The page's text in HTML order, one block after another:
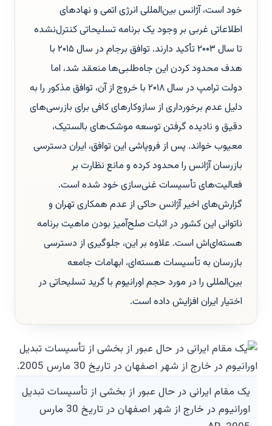
خود است، آژانس بین‌المللی انرژی اتمی و نهادهای
اطلاعاتی غربی بر وجود یک برنامه تسلیحاتی کنترل‌نشده
تا سال ۲۰۰۳ تأکید دارند. توافق برجام در سال ۲۰۱۵ با
هدف محدود کردن این جاه‌طلبی‌ها منعقد شد، اما
دولت ترامپ در سال ۲۰۱۸ با خروج از آن، توافق مذکور را به
دلیل عدم برخورداری از سازوکارهای کافی برای بازرسی‌های
دقیق و نادیده گرفتن توسعه موشک‌های بالستیک،
معیوب خواند. پس از فروپاشی این توافق، ایران دسترسی
بازرسان آژانس را محدود کرده و مانع نظارت بر
فعالیت‌های تأسیسات غنی‌سازی خود شده است.
گزارش‌های اخیر آژانس حاکی از عدم همکاری تهران و
ناتوانی این کشور در اثبات صلح‌آمیز بودن ماهیت برنامه
هسته‌ای‌اش است. علاوه بر این، جلوگیری از دسترسی
بازرسان به تأسیسات هسته‌ای، ابهامات جامعه
بین‌المللی را در مورد حجم اورانیوم با گرید تسلیحاتی در
اختیار ایران افزایش داده است.
یک مقام ایرانی در حال عبور از بخشی از تأسیسات تبدیل
اورانیوم در خارج از شهر اصفهان در تاریخ 30 مارس